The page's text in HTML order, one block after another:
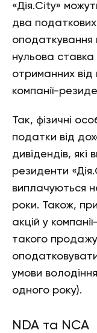
«Дія.City»
два податкових
оподаткування
нульова
отриманних
компанії-
Так, фізичні
податки від
дивідендів, які
резиденти
виплачуються
роки. Також,
акцій у
такого продажу
умови
одного року).
NDA та NCA